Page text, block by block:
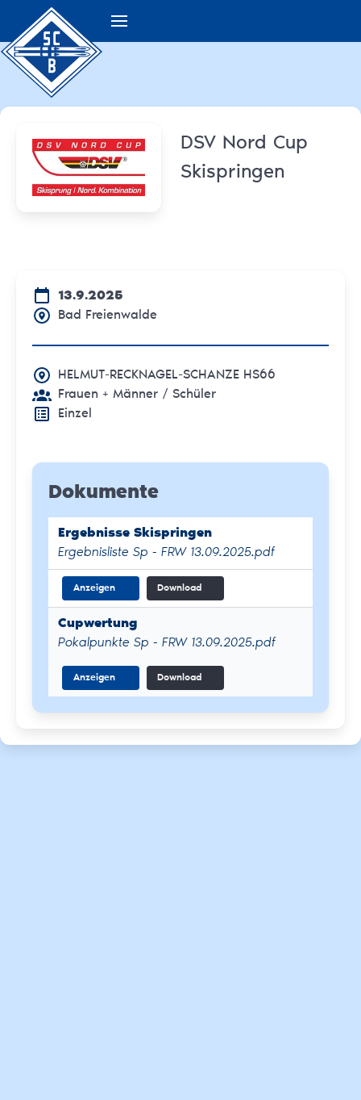
DSV Nord Cup
Skispringen
13.9.2025
Bad Freienwalde
HELMUT-RECKNAGEL-SCHANZE HS66
Frauen + Männer / Schüler
Einzel
Dokumente
Ergebnisse Skispringen
Ergebnisliste Sp - FRW 13.09.2025.pdf
Anzeigen Download
Cupwertung
Pokalpunkte Sp - FRW 13.09.2025.pdf
Anzeigen Download